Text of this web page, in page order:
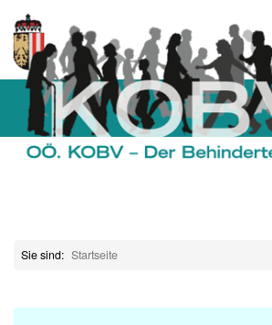
Sie sind: Startseite